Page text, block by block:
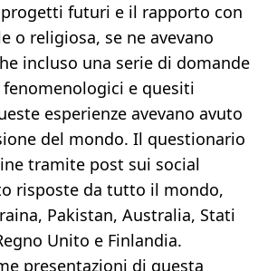
futuri e il rapporto con
o religiosa, se ne avevano
incluso una serie di domande
e quesiti
esperienze avevano avuto
del mondo. Il questionario
tramite post sui social
risposte da tutto il mondo,
Pakistan, Australia, Stati
Unito e Finlandia.
presentazioni di questa